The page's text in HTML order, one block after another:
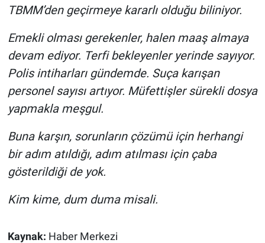
TBMM’den geçirmeye kararlı olduğu biliniyor.
Emekli olması gerekenler, halen maaş almaya
devam ediyor. Terfi bekleyenler yerinde sayıyor.
Polis intiharları gündemde. Suça karışan
personel sayısı artıyor. Müfettişler sürekli dosya
yapmakla meşgul.
Buna karşın, sorunların çözümü için herhangi
bir adım atıldığı, adım atılması için çaba
gösterildiği de yok.
Kim kime, dum duma misali.
Kaynak: Haber Merkezi